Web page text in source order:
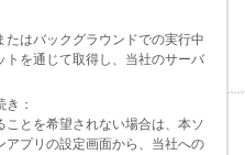
はバックグラウンドでの実行中
トを通じて取得し、当社のサーバ
：
とを希望されない場合は、本ソ
アプリの設定画面から、当社への